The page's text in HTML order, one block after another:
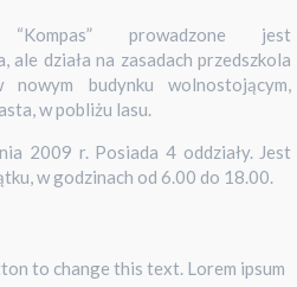
“Kompas” prowadzone jest
działa na zasadach przedszkola
budynku wolnostojącym,
w pobliżu lasu.
2009 r. Posiada 4 oddziały. Jest
w godzinach od 6.00 do 18.00.
to change this text. Lorem ipsum